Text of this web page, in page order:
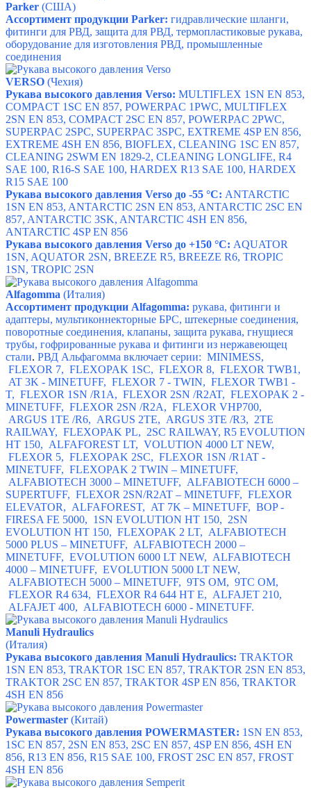
Parker (США)
Ассортимент продукции Parker: гидравлические шланги,
фитинги для РВД, защита для РВД, термопластиковые рукава,
оборудование для изготовления РВД, промышленные
соединения
VERSO (Чехия)
Рукава высокого давления Verso: MULTIFLEX 1SN EN 853,
COMPACT 1SC EN 857, POWERPAC 1PWC, MULTIFLEX
2SN EN 853, COMPACT 2SC EN 857, POWERPAC 2PWC,
SUPERPAC 2SPC, SUPERPAC 3SPC, EXTREME 4SP EN 856,
EXTREME 4SH EN 856, BIOFLEX, CLEANING 1SC EN 857,
CLEANING 2SWM EN 1829-2, CLEANING LONGLIFE, R4
SAE 100, R16-S SAE 100, HARDEX R13 SAE 100, HARDEX
R15 SAE 100
Рукава высокого давления Verso до -55 °С: ANTARCTIC
1SN EN 853, ANTARCTIC 2SN EN 853, ANTARCTIC 2SC EN
857, ANTARCTIC 3SK, ANTARCTIC 4SH EN 856,
ANTARCTIC 4SP EN 856
Рукава высокого давления Verso до +150 °С: AQUATOR
1SN, AQUATOR 2SN, BREEZE R5, BREEZE R6, TROPIC
1SN, TROPIC 2SN
Alfagomma (Италия)
Ассортимент продукции Alfagomma: рукава, фитинги и
адаптеры, мультиконнекторные БРС, штекерные соединения,
поворотные соединения, клапаны, защита рукава, гнущиеся
трубы, гофрированные рукава и фитинги из нержавеющец
стали. РВД Альфагомма включает серии: MINIMESS,
FLEXOR 7, FLEXOPAK 1SС, FLEXOR 8, FLEXOR TWB1,
AT 3K - MINETUFF, FLEXOR 7 - TWIN, FLEXOR TWB1 -
T, FLEXOR 1SN /R1A, FLEXOR 2SN /R2AT, FLEXOPAK 2 -
MINETUFF, FLEXOR 2SN /R2A, FLEXOR VHP700,
ARGUS 1TE /R6, ARGUS 2TЕ, ARGUS 3TE /R3, 2TE
RAILWAY, FLEXOPAK PL, 2SC RAILWAY, R5 EVOLUTION
HT 150, ALFAFOREST LT, VOLUTION 4000 LT NEW,
FLEXOR 5, FLEXOPAK 2SС, FLEXOR 1SN /R1AT -
MINETUFF, FLEXOPAK 2 TWIN – MINETUFF,
ALFABIOTECH 3000 – MINETUFF, ALFABIOTECH 6000 –
SUPERTUFF, FLEXOR 2SN/R2AT – MINETUFF, FLEXOR
ELEVATOR, ALFAFOREST, AT 7K – MINETUFF, BOP -
FIRESA FE 5000, 1SN EVOLUTION HT 150, 2SN
EVOLUTION HT 150, FLEXOPAK 2 LT, ALFABIOTECH
5000 PLUS – MINETUFF, ALFABIOTECH 2000 –
MINETUFF, EVOLUTION 6000 LT NEW, ALFABIOTECH
4000 – MINETUFF, EVOLUTION 5000 LT NEW,
ALFABIOTECH 5000 – MINETUFF, 9TS OM, 9TC OM,
FLEXOR R4 634, FLEXOR R4 644 HT E, ALFAJET 210,
ALFAJET 400, ALFABIOTECH 6000 - MINETUFF.
Manuli Hydraulics
(Италия)
Рукава высокого давления Manuli Hydraulics: TRAKTOR
1SN EN 853, TRAKTOR 1SC EN 857, TRAKTOR 2SN EN 853,
TRAKTOR 2SC EN 857, TRAKTOR 4SP EN 856, TRAKTOR
4SH EN 856
Powermaster (Китай)
Рукава высокого давления POWERMASTER: 1SN EN 853,
1SC EN 857, 2SN EN 853, 2SC EN 857, 4SP EN 856, 4SH EN
856, R13 EN 856, R15 SAE 100, FROST 2SC EN 857, FROST
4SH EN 856